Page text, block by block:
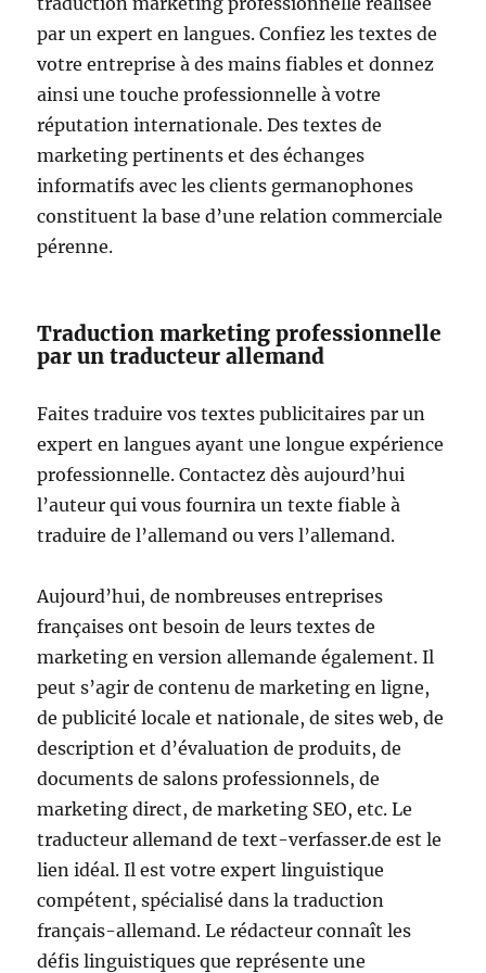
par un expert en langues. Confiez les textes de
votre entreprise à des mains fiables et donnez
ainsi une touche professionnelle à votre
réputation internationale. Des textes de
marketing pertinents et des échanges
informatifs avec les clients germanophones
constituent la base d’une relation commerciale
pérenne.
Traduction marketing professionnelle
par un traducteur allemand
Faites traduire vos textes publicitaires par un
expert en langues ayant une longue expérience
professionnelle. Contactez dès aujourd’hui
l’auteur qui vous fournira un texte fiable à
traduire de l’allemand ou vers l’allemand.
Aujourd’hui, de nombreuses entreprises
françaises ont besoin de leurs textes de
marketing en version allemande également. Il
peut s’agir de contenu de marketing en ligne,
de publicité locale et nationale, de sites web, de
description et d’évaluation de produits, de
documents de salons professionnels, de
marketing direct, de marketing SEO, etc. Le
traducteur allemand de text-verfasser.de est le
lien idéal. Il est votre expert linguistique
compétent, spécialisé dans la traduction
français-allemand. Le rédacteur connaît les
défis linguistiques que représente une